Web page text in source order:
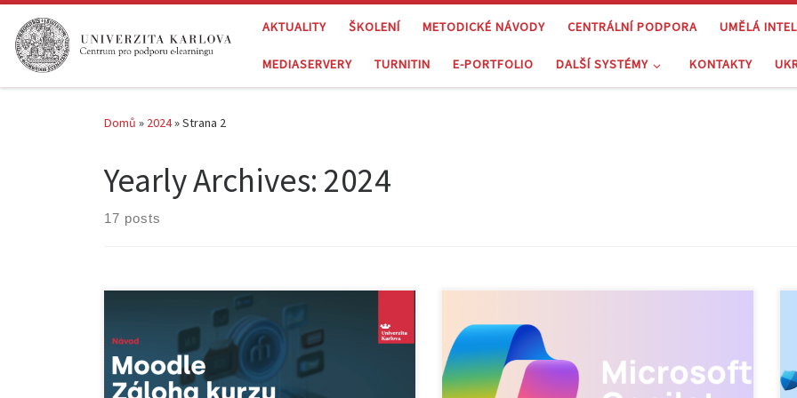
Skip to content AKTUALITY ŠKOLENÍ METODICKÉ NÁVODY CENTRÁLNÍ PODPORA UMĚLÁ
MEDIASERVERY TURNITIN E-PORTFOLIO DALŠÍ SYSTÉMY KONTAKTY
Domů » 2024»Strana 2
Yearly Archives: 2024
17 posts
Končí semestr a Vy již brzy budete potřebovat
zazálohovat Váš kurz v Moodle. Připravili jsme pro Vás
nové videonávody, které Vás navedou základním
procesem zálohy, resetu, importu či obnovy. Odkazy
práce s Microsoft Copilot. Obě školení se uskuteční
online. Odkaz na schůzku bude přihlášeným
uživatelům zaslán emailem před dnem konání akce.